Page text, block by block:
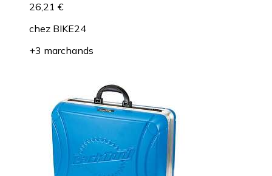
26,21 €
chez BIKE24
+3 marchands